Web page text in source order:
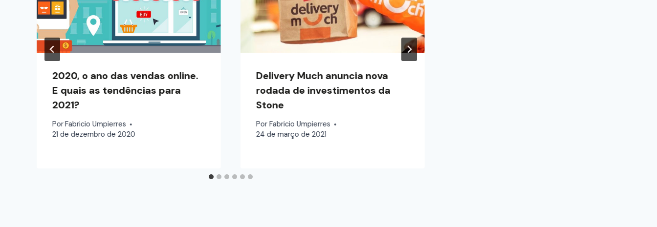
2020, o ano das vendas online.
E quais as tendências para
2021?
PorFabricio Umpierres
21 de dezembro de 2020
Delivery Much anuncia nova
rodada de investimentos da
Stone
Por Fabricio Umpierres
24 de março de 2021